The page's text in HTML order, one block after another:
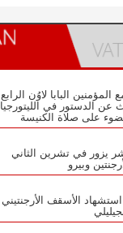
المؤمنين البابا لاوُن الرابع
الدستور في الليتورجيا
على صلاة الكنيسة
عشر يزور في تشرين الثاني
الأسقف الأرجنتيني